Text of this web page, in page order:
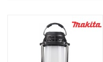
Vergleichen